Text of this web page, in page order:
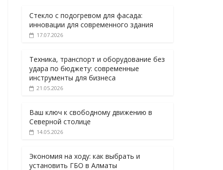
Стекло с подогревом для фасада:
инновации для современного здания
17.07.2026
Техника, транспорт и оборудование без
удара по бюджету: современные
инструменты для бизнеса
21.05.2026
Ваш ключ к свободному движению в
Северной столице
14.05.2026
Экономия на ходу: как выбрать и
установить ГБО в Алматы